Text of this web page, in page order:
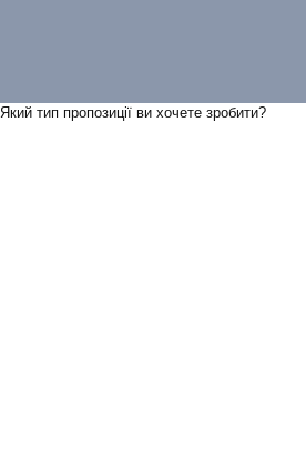
Який тип пропозицiї ви хочете зробити?